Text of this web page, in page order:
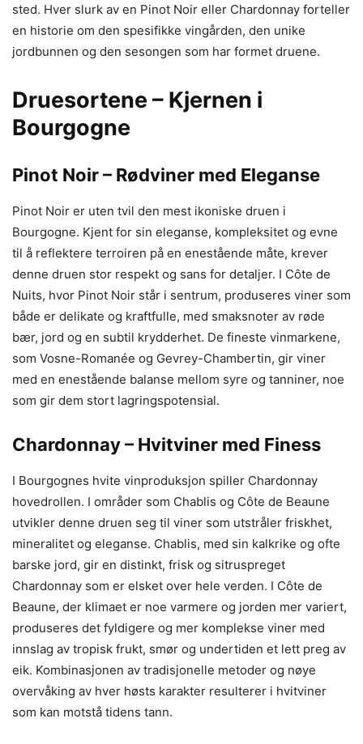
sted. Hver slurk av en Pinot Noir eller Chardonnay forteller
en historie om den spesifikke vingården, den unike
jordbunnen og den sesongen som har formet druene.
Druesortene – Kjernen i
Bourgogne
Pinot Noir – Rødviner med Eleganse
Pinot Noir er uten tvil den mest ikoniske druen i
Bourgogne. Kjent for sin eleganse, kompleksitet og evne
til å reflektere terroiren på en enestående måte, krever
denne druen stor respekt og sans for detaljer. I Côte de
Nuits, hvor Pinot Noir står i sentrum, produseres viner som
både er delikate og kraftfulle, med smaksnoter av røde
bær, jord og en subtil krydderhet. De fineste vinmarkene,
som Vosne-Romanée og Gevrey-Chambertin, gir viner
med en enestående balanse mellom syre og tanniner, noe
som gir dem stort lagringspotensial.
Chardonnay – Hvitviner med Finess
I Bourgognes hvite vinproduksjon spiller Chardonnay
hovedrollen. I områder som Chablis og Côte de Beaune
utvikler denne druen seg til viner som utstråler friskhet,
mineralitet og eleganse. Chablis, med sin kalkrike og ofte
barske jord, gir en distinkt, frisk og sitruspreget
Chardonnay som er elsket over hele verden. I Côte de
Beaune, der klimaet er noe varmere og jorden mer variert,
produseres det fyldigere og mer komplekse viner med
innslag av tropisk frukt, smør og undertiden et lett preg av
eik. Kombinasjonen av tradisjonelle metoder og nøye
overvåking av hver høsts karakter resulterer i hvitviner
som kan motstå tidens tann.